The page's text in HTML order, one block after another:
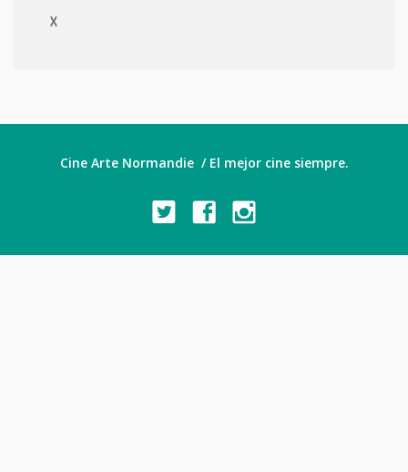
X
Cine Arte Normandie / El mejor cine siempre.